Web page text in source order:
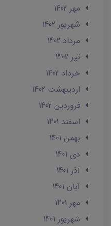
مهر 1402
شهریور 1402
مرداد 1402
تير 1402
خرداد 1402
ارديبهشت 1402
فروردین 1402
اسفند 1401
بهمن 1401
دی 1401
آذر 1401
آبان 1401
مهر 1401
شهریور 1401